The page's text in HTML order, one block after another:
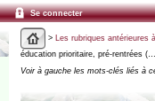
Se connecter
> Les rubriques antérieures
éducation prioritaire, pré-rentrées
Voir à gauche les mots-clés liés à